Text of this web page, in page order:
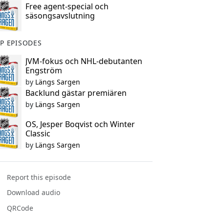
Free agent-special och
säsongsavslutning
EPISODES
JVM-fokus och NHL-debutanten
Engström
by Längs Sargen
Backlund gästar premiären
by Längs Sargen
OS, Jesper Boqvist och Winter
Classic
by Längs Sargen
Report this episode
Download audio
QRCode